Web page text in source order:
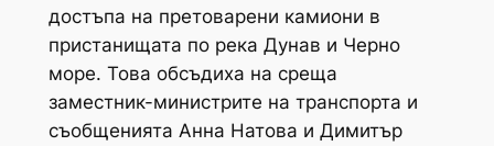
достъпа на претоварени камиони в
пристанищата по река Дунав и Черно
море. Това обсъдиха на среща
заместник-министрите на транспорта и
съобщенията Анна Натова и Димитър